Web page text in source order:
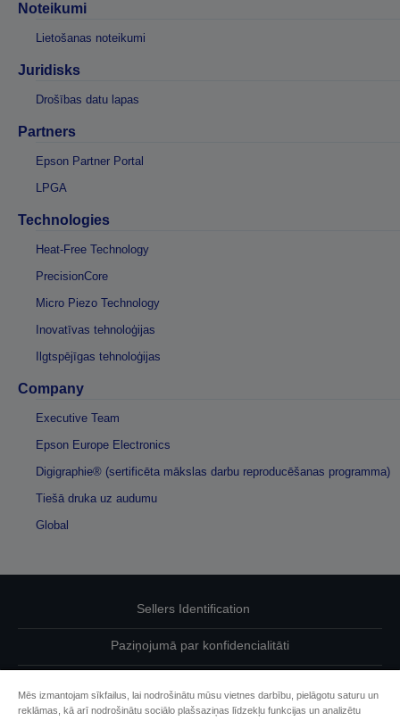
Noteikumi
Lietošanas noteikumi
Juridisks
Drošības datu lapas
Partners
Epson Partner Portal
LPGA
Technologies
Heat-Free Technology
PrecisionCore
Micro Piezo Technology
Inovatīvas tehnoloģijas
Ilgtspējīgas tehnoloģijas
Company
Executive Team
Epson Europe Electronics
Digigraphie® (sertificēta mākslas darbu reproducēšanas programma)
Tiešā druka uz audumu
Global
Sellers Identification
Paziņojumā par konfidencialitāti
Mēs izmantojam sīkfailus, lai nodrošinātu mūsu vietnes darbību, pielāgotu saturu un
reklāmas, kā arī nodrošinātu sociālo plašsaziņas līdzekļu funkcijas un analizētu